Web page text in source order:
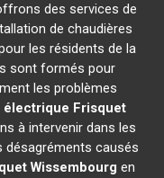
des services de
de chaudières
les résidents de la
sont formés pour
les problèmes
électrique Frisquet
à intervenir dans les
désagréments causés
Wissembourg en